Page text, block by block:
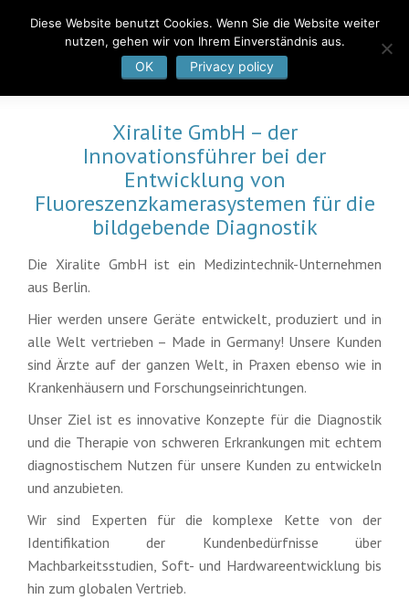
Xiralite GmbH – der
Innovationsführer bei der
Entwicklung von
Fluoreszenzkamerasystemen für die
bildgebende Diagnostik
Die Xiralite GmbH ist ein Medizintechnik-Unternehmen
aus Berlin.
Hier werden unsere Geräte entwickelt, produziert und in
alle Welt vertrieben – Made in Germany! Unsere Kunden
sind Ärzte auf der ganzen Welt, in Praxen ebenso wie in
Krankenhäusern und Forschungseinrichtungen.
Unser Ziel ist es innovative Konzepte für die Diagnostik
und die Therapie von schweren Erkrankungen mit echtem
diagnostischem Nutzen für unsere Kunden zu entwickeln
und anzubieten.
Wir sind Experten für die komplexe Kette von der
Identifikation der Kundenbedürfnisse über
Machbarkeitsstudien, Soft- und Hardwareentwicklung bis
hin zum globalen Vertrieb.
Diese Website benutzt Cookies. Wenn Sie die Website weiter
nutzen, gehen wir von Ihrem Einverständnis aus.
OK Privacy policy